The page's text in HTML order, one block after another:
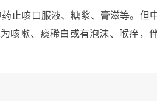
止咳口服液、糖浆、膏滋等。但
咳嗽、痰稀白或有泡沫、喉痒，